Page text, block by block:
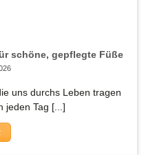
schöne, gepflegte Füße
uns durchs Leben tragen
jeden Tag [...]